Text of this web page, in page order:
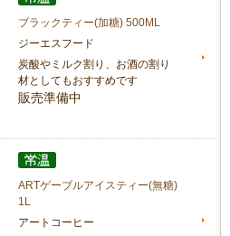
ブラックティー(加糖) 500ML
ジーエスフード
炭酸やミルク割り、お酒の割り
材としてもおすすめです
販売準備中
ARTゲーブルアイスティー(無糖)
1L
アートコーヒー